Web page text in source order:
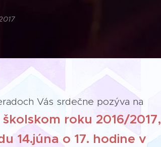
Vás srdečne pozýva na
roku 2016/2017,
14.júna o 17. hodine v